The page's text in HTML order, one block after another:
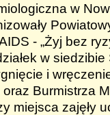
w
- „Żyj bez
w siedzibie
i
Burmistrza
miejsca zajęły